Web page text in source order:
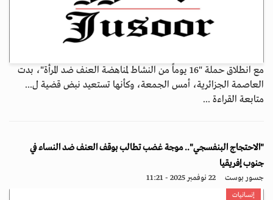
مع انطلاق حملة "16 يوماً من النشاط لمناهضة العنف ضد المرأة"، بدت
العاصمة الجزائرية، أمس الجمعة، وكأنها تستعيد نبض قضية ل...
متابعة القراءة ...
"الاحتجاج البنفسجي".. موجة غضب تطالب بوقف العنف ضد النساء في
جنوب إفريقيا
جسور بوست 22 نوفمبر 2025 - 11:21
إنسانيات